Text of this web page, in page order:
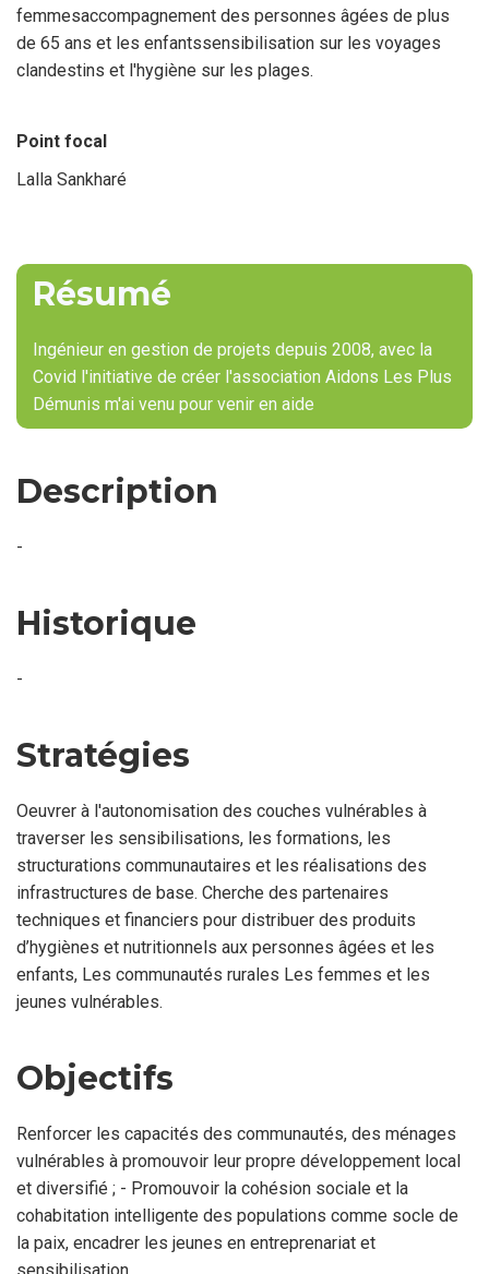
femmesaccompagnement des personnes âgées de plus
de 65 ans et les enfantssensibilisation sur les voyages
clandestins et l'hygiène sur les plages.
Point focal
Nom
Lalla Sankharé
Résumé
Ingénieur en gestion de projets depuis 2008, avec la
Covid l'initiative de créer l'association Aidons Les Plus
Démunis m'ai venu pour venir en aide
Description
-
Historique
-
Stratégies
Oeuvrer à l'autonomisation des couches vulnérables à
traverser les sensibilisations, les formations, les
structurations communautaires et les réalisations des
infrastructures de base. Cherche des partenaires
techniques et financiers pour distribuer des produits
d’hygiènes et nutritionnels aux personnes âgées et les
enfants, Les communautés rurales Les femmes et les
jeunes vulnérables.
Objectifs
Renforcer les capacités des communautés, des ménages
vulnérables à promouvoir leur propre développement local
et diversifié ; - Promouvoir la cohésion sociale et la
cohabitation intelligente des populations comme socle de
la paix, encadrer les jeunes en entreprenariat et
sensibilisation.